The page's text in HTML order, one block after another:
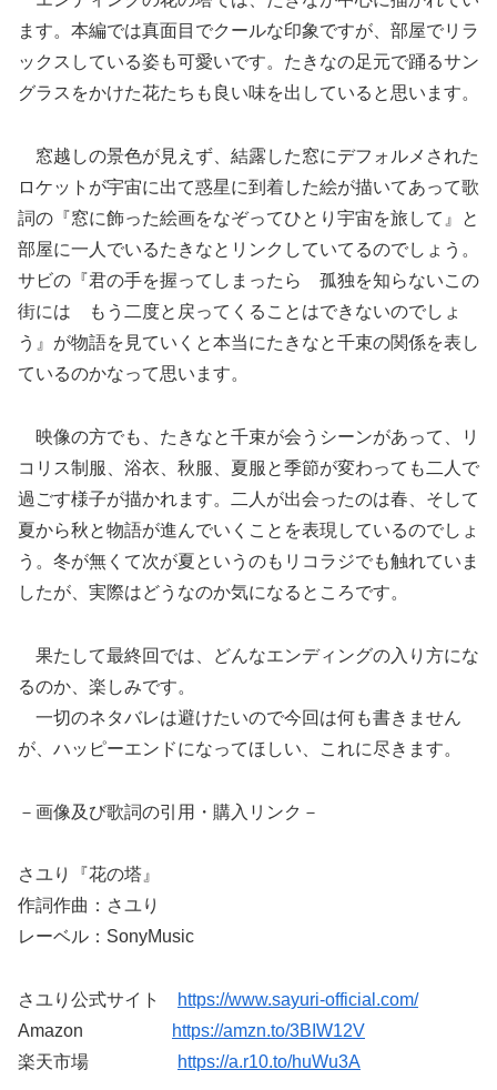
ます。本編では真面目でクールな印象ですが、部屋でリラ
ックスしている姿も可愛いです。たきなの足元で踊るサン
グラスをかけた花たちも良い味を出していると思います。
窓越しの景色が見えず、結露した窓にデフォルメされた
ロケットが宇宙に出て惑星に到着した絵が描いてあって歌
詞の『窓に飾った絵画をなぞってひとり宇宙を旅して』と
部屋に一人でいるたきなとリンクしていてるのでしょう。
サビの『君の手を握ってしまったら 孤独を知らないこの
街には もう二度と戻ってくることはできないのでしょ
う』が物語を見ていくと本当にたきなと千束の関係を表し
ているのかなって思います。
映像の方でも、たきなと千束が会うシーンがあって、リ
コリス制服、浴衣、秋服、夏服と季節が変わっても二人で
過ごす様子が描かれます。二人が出会ったのは春、そして
夏から秋と物語が進んでいくことを表現しているのでしょ
う。冬が無くて次が夏というのもリコラジでも触れていま
したが、実際はどうなのか気になるところです。
果たして最終回では、どんなエンディングの入り方にな
るのか、楽しみです。
一切のネタバレは避けたいので今回は何も書きません
が、ハッピーエンドになってほしい、これに尽きます。
－画像及び歌詞の引用・購入リンク－
さユり『花の塔』
作詞作曲：さユり
レーベル：SonyMusic
さユり公式サイト
https://www.sayuri-official.com/
Amazon
https://amzn.to/3BIW12V
楽天市場
https://a.r10.to/huWu3A